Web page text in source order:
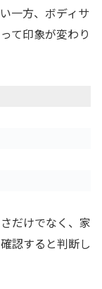
一方、ボディサ
て印象が変わり
だけでなく、家
認すると判断し